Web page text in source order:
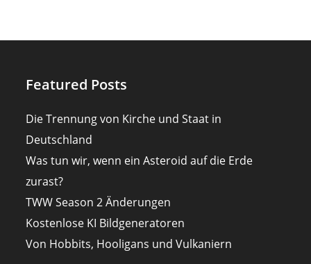
Featured Posts
Die Trennung von Kirche und Staat in
Deutschland
Was tun wir, wenn ein Asteroid auf die Erde
zurast?
TWW Season 2 Änderungen
Kostenlose KI Bildgeneratoren
Von Hobbits, Hooligans und Vulkaniern